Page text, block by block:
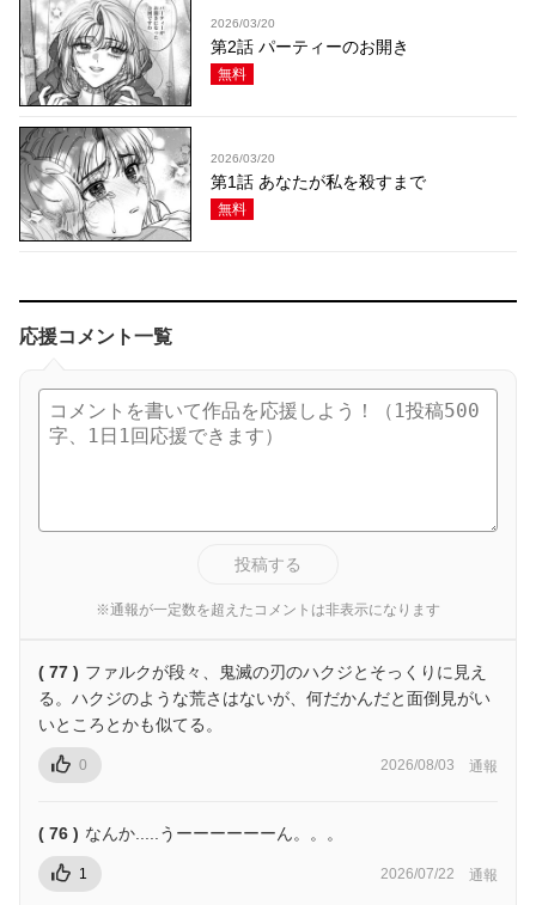
2026/03/20
第2話 パーティーのお開き
無料
2026/03/20
第1話 あなたが私を殺すまで
無料
応援コメント一覧
投稿する
※通報が一定数を超えたコメントは非表示になります
( 77 ) ファルクが段々、鬼滅の刃のハクジとそっくりに見え
る。ハクジのような荒さはないが、何だかんだと面倒見がい
いところとかも似てる。
0 2026/08/03 通報
( 76 ) なんか.....うーーーーーーん。。。
1 2026/07/22 通報